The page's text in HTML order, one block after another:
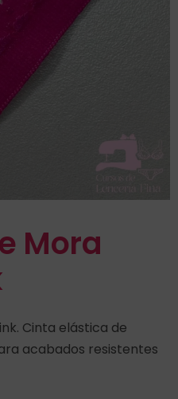
Mora
Cinta elástica de
acabados resistentes